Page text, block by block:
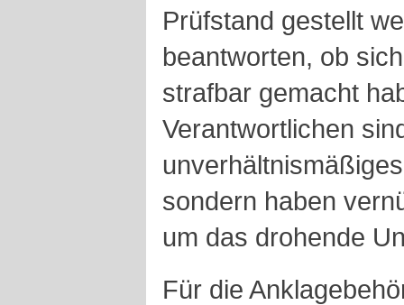
Prüfstand gestellt
beantworten, ob
strafbar gemacht
Verantwortlichen
sondern haben
um das drohende
Für die